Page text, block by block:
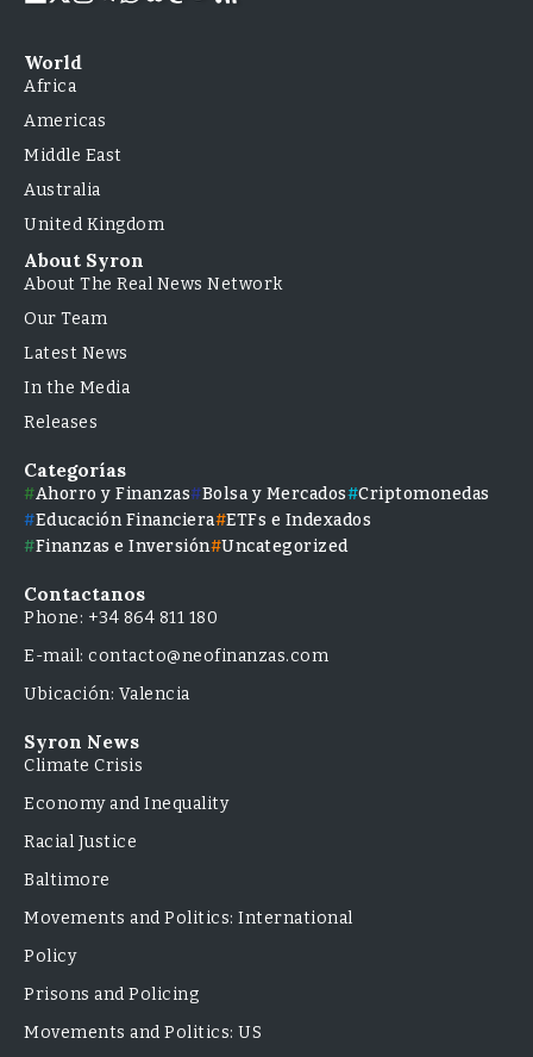
World
Africa
Americas
Middle East
Australia
United Kingdom
About Syron
About The Real News Network
Our Team
Latest News
In the Media
Releases
Categorías
Ahorro y Finanzas Bolsa y Mercados
Criptomonedas
Educación Financiera ETFs e Indexados
Finanzas e Inversión Uncategorized
Contactanos
Phone: +34 864 811 180
E-mail: contacto@neofinanzas.com
Ubicación: Valencia
Syron News
Climate Crisis
Economy and Inequality
Racial Justice
Baltimore
Movements and Politics: International
Policy
Prisons and Policing
Movements and Politics: US